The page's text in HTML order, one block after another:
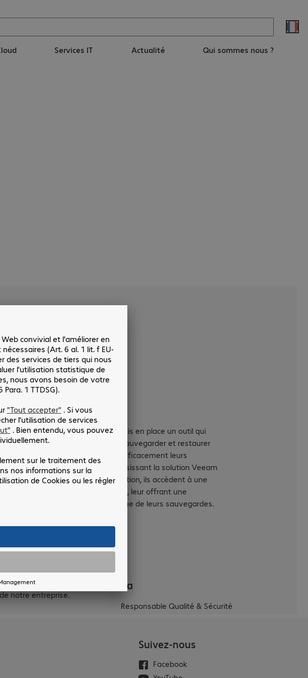
Services IT Actualité Qui sommes nous ?
Résultats
Gest On Line a mis en place un outil qui
leur permet de sauvegarder et restaurer
simplement et efficacement leurs
données. En choisissant la solution Veeam
Backup & Réplication, ils accèdent à une
supervision claire, leur offrant une
surveillance accrue de leurs sauvegardes.
et la
notre entreprise.
Fabrice Arga
Responsable Qualité & Sécurité
Suivez-nous
Facebook